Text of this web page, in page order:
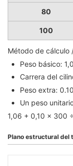
80
100
Método de cálculo
Peso básico:
Carrera del
Peso extra:
Un peso
1,06 + 0,10 × 300
Plano estructural del